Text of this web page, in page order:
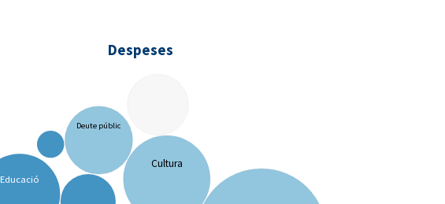
Despeses
Cultura
Educació
Deute públic